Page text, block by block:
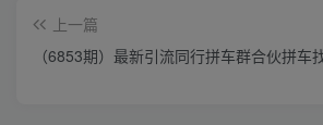
上一篇
（6853期）最新引流同行拼车群合伙拼车